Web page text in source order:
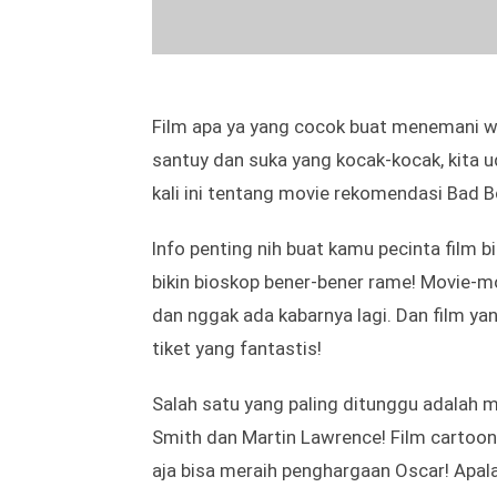
Film apa ya yang cocok buat menemani
santuy dan suka yang kocak-kocak, kita
kali ini tentang movie rekomendasi Bad
Info penting nih buat kamu pecinta film
bikin bioskop bener-bener rame! Movie-
dan nggak ada kabarnya lagi. Dan film
tiket yang fantastis!
Salah satu yang paling ditunggu adalah
Smith dan Martin Lawrence! Film
aja bisa meraih penghargaan Oscar!